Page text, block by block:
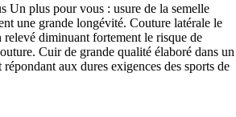
Un plus pour vous : usure de la semelle
une grande longévité. Couture latérale le
diminuant fortement le risque de
Cuir de grande qualité élaboré dans un
aux dures exigences des sports de